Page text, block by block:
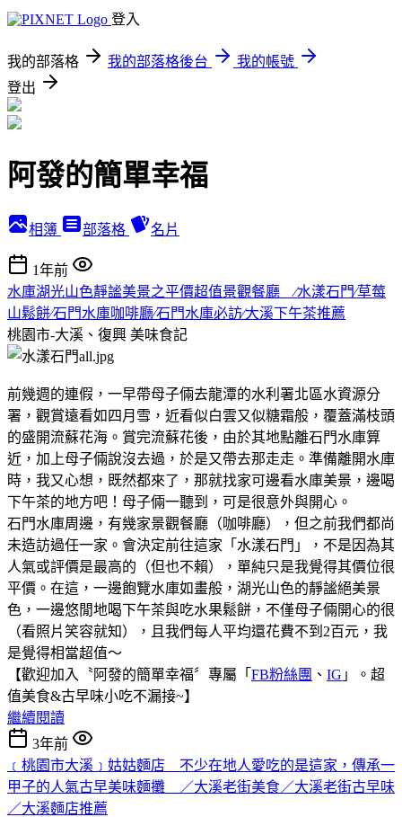
登入
我的部落格 我的部落格後台
我的帳號
登出
阿發的簡單幸福
相簿 部落格 名片
1年前
水庫湖光山色靜謐美景之平價超值景觀餐廳 ∕水漾石門∕草莓
山鬆餅∕石門水庫咖啡廳∕石門水庫必訪∕大溪下午茶推薦
桃園市-大溪、復興 美味食記
前幾週的連假，一早帶母子倆去龍潭的水利署北區水資源分
署，觀賞遠看如四月雪，近看似白雲又似糖霜般，覆蓋滿枝頭
的盛開流蘇花海。賞完流蘇花後，由於其地點離石門水庫算
近，加上母子倆說沒去過，於是又帶去那走走。準備離開水庫
時，我又心想，既然都來了，那就找家可邊看水庫美景，邊喝
下午茶的地方吧！母子倆一聽到，可是很意外與開心。
石門水庫周邊，有幾家景觀餐廳（咖啡廳），但之前我們都尚
未造訪過任一家。會決定前往這家「水漾石門」，不是因為其
人氣或評價是最高的（但也不賴），單純只是我覺得其價位很
平價。在這，一邊飽覽水庫如畫般，湖光山色的靜謐絕美景
色，一邊悠閒地喝下午茶與吃水果鬆餅，不僅母子倆開心的很
（看照片笑容就知），且我們每人平均還花費不到2百元，我
是覺得相當超值～
【歡迎加入〝阿發的簡單幸福〞專屬「 FB粉絲團 、 IG 」。超
值美食&古早味小吃不漏接~】
繼續閱讀
3年前
﹝桃園市大溪﹞姑姑麵店 不少在地人愛吃的是這家，傳承一
甲子的人氣古早美味麵攤 ／大溪老街美食／大溪老街古早味
／大溪麵店推薦